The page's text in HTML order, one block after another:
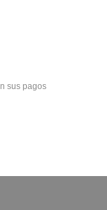
sus pagos